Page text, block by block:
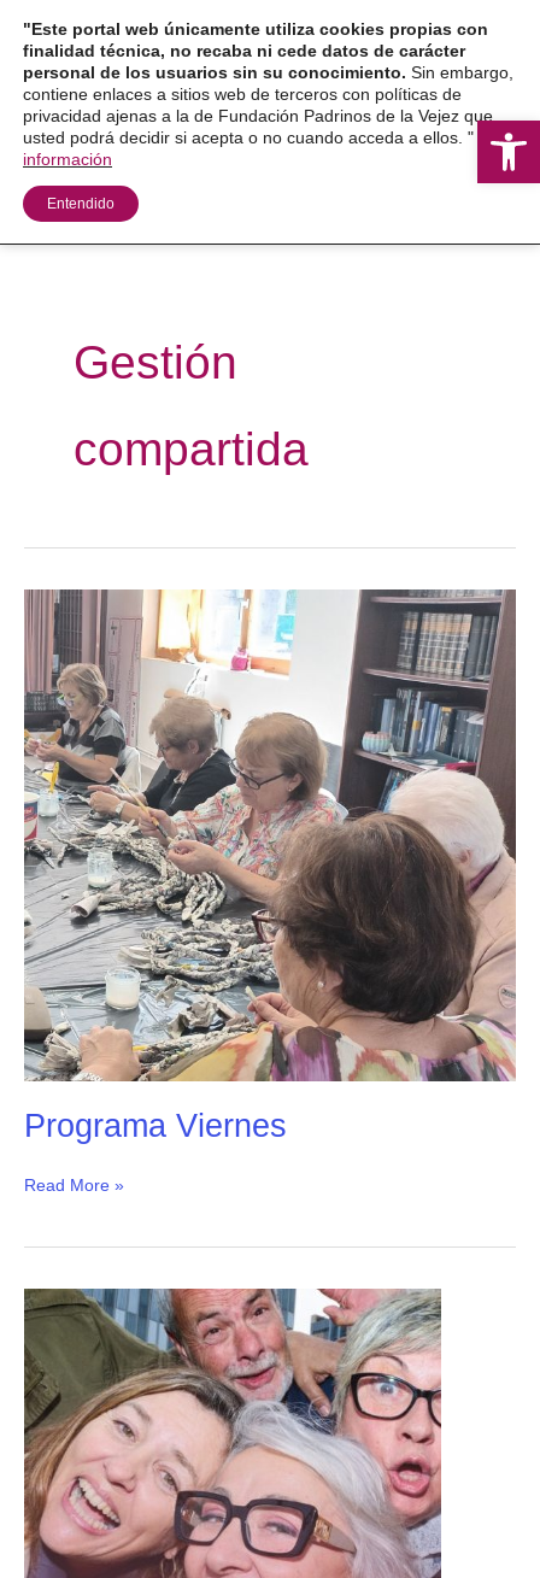
contenido
Gestión
compartida
Programa Viernes
Programa
Viernes
Read More »
Silverce
"Este portal web únicamente utiliza cookies propias con
finalidad técnica, no recaba ni cede datos de carácter
personal de los usuarios sin su conocimiento. Sin embargo,
contiene enlaces a sitios web de terceros con políticas de
privacidad ajenas a la de Fundación Padrinos de la Vejez que
usted podrá decidir si acepta o no cuando acceda a ellos. "
Más
información
Entendido